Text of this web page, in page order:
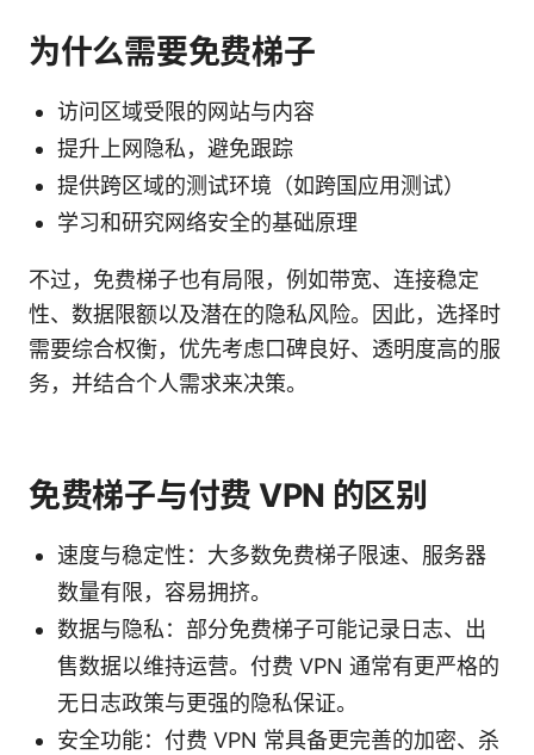
为什么需要免费梯子
访问区域受限的网站与内容
提升上网隐私，避免跟踪
提供跨区域的测试环境（如跨国应用测试）
学习和研究网络安全的基础原理
不过，免费梯子也有局限，例如带宽、连接稳定
性、数据限额以及潜在的隐私风险。因此，选择时
需要综合权衡，优先考虑口碑良好、透明度高的服
务，并结合个人需求来决策。
免费梯子与付费 VPN 的区别
速度与稳定性：大多数免费梯子限速、服务器
数量有限，容易拥挤。
数据与隐私：部分免费梯子可能记录日志、出
售数据以维持运营。付费 VPN 通常有更严格的
无日志政策与更强的隐私保证。
安全功能：付费 VPN 常具备更完善的加密、杀